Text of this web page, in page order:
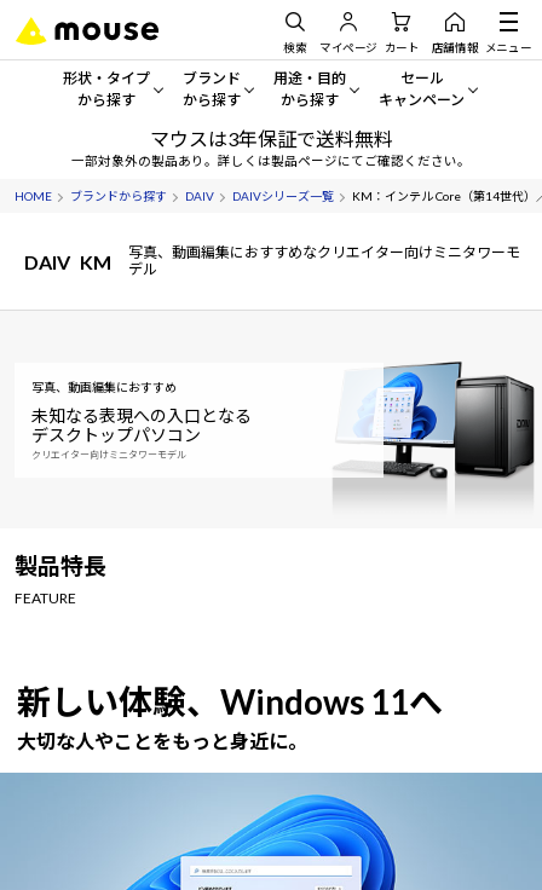
検索 マイページ カート 店舗情報 メニュー
形状・タイプ
から探す
形状・タイプから探す をすべてみる
デスクトップPC
ノートPC
サーバー
ワークステーション
Windows 11
ブランド
から探す
mouse
G TUNE
NEXTGEAR
iiyama
用途・目的
から探す
一般向けパソコン
ゲーミングPC・ゲーム向けパソコン
クリエイティブ向け
学習向けパソコン
スペック/パーツ別
セール
キャンペーン
セール・キャンペー
期間限定セール
すべて新品の旧モデル製品
おすすめ目玉パソコン
今イチオシのパソコンをピ
Windows 11 |Copilot+ PC
マウスは3年保証で送料無料
一部対象外の製品あり。詳しくは製品ページにてご確認ください。
HOME ブランドから探す DAIV DAIVシリーズ一覧 KM：インテル Core（第14世代）
DAIV KM
写真、動画編集におすすめなクリエイター向けミニタワーモ
デル
写真、動画編集におすすめ
未知なる表現への入口となる
デスクトップパソコン
クリエイター向けミニタワーモデル
製品特長
FEATURE
新しい体験、Windows 11へ
大切な人やことをもっと身近に。